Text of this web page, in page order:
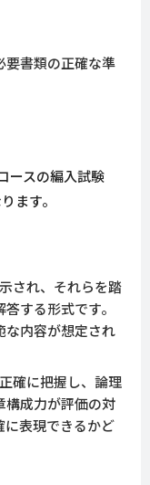
要書類の正確な準
ースの編入試験
ます。
され、それらを踏
する形式です。
な内容が想定され
確に把握し、論理
構成力が評価の対
に表現できるかど